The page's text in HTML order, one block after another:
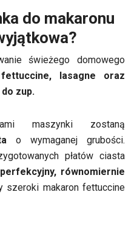
do makaronu
świeżego domowego
lasagne oraz
zup.
maszynki zostaną
o wymaganej grubości.
płatów ciasta
perfekcyjny, równomiernie
szeroki makaron fettuccine